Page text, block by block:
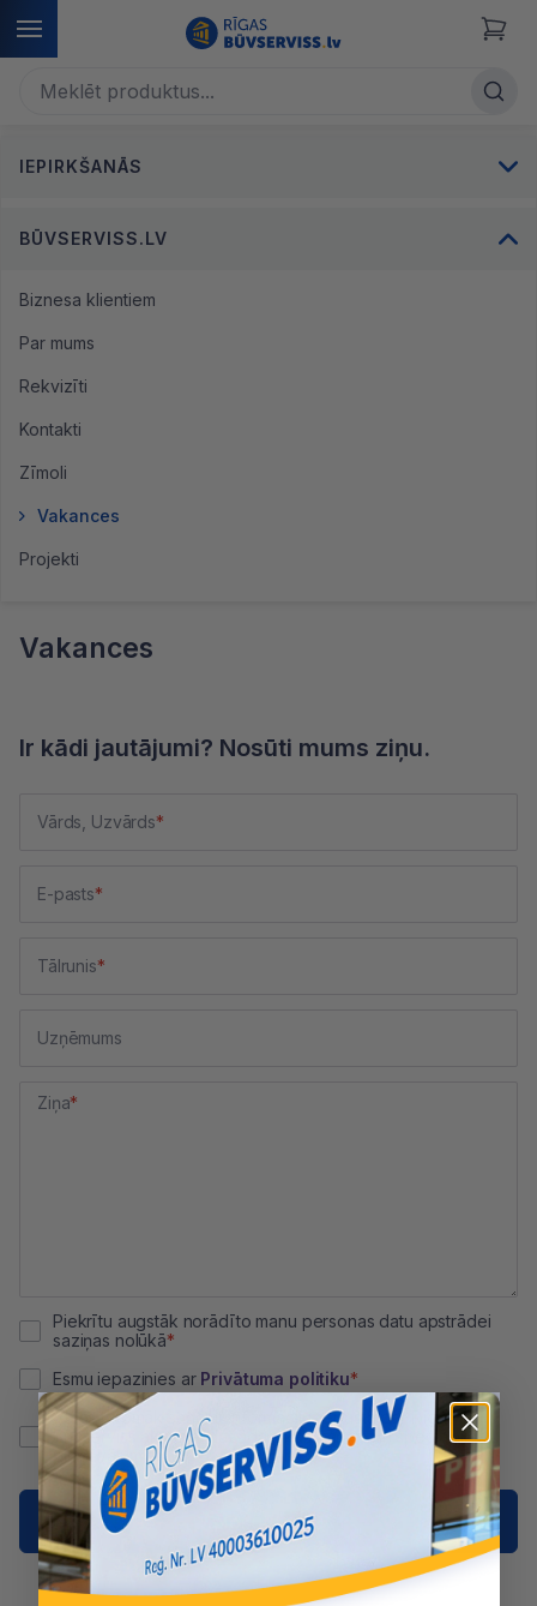
IEPIRKŠANĀS
BŪVSERVISS.LV
Biznesa klientiem
Par mums
Rekvizīti
Kontakti
Zīmoli
Vakances
Projekti
Vakances
Ir kādi jautājumi? Nosūti mums ziņu.
Vārds, Uzvārds
E-pasts
Tālrunis
Uzņēmums
Ziņa
Piekrītu augstāk norādīto manu personas datu apstrādei
saziņas nolūkā
Esmu iepazinies ar Privātuma politiku
Vēlos turpmāk saņemt informāciju e-pastā par Rīgas
Būvserviss akcijām, dažādām kampaņām un speciālajiem
piedāvājumiem
Nosūtīt ziņu